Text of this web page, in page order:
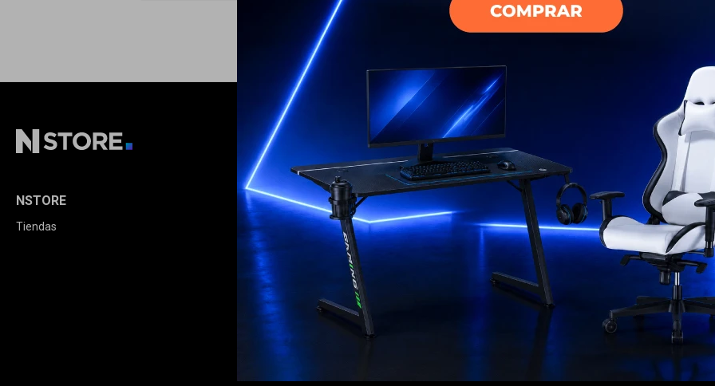
NSTORE
Tiendas
COMPRA
Cómo comprar
Condiciones de compra
Envíos y devoluciones
Términos legales
Opciones de pago
Política de calidad
MI CUENTA
Mi cuenta
Mis compras
Mis direcciones
Mis favoritos